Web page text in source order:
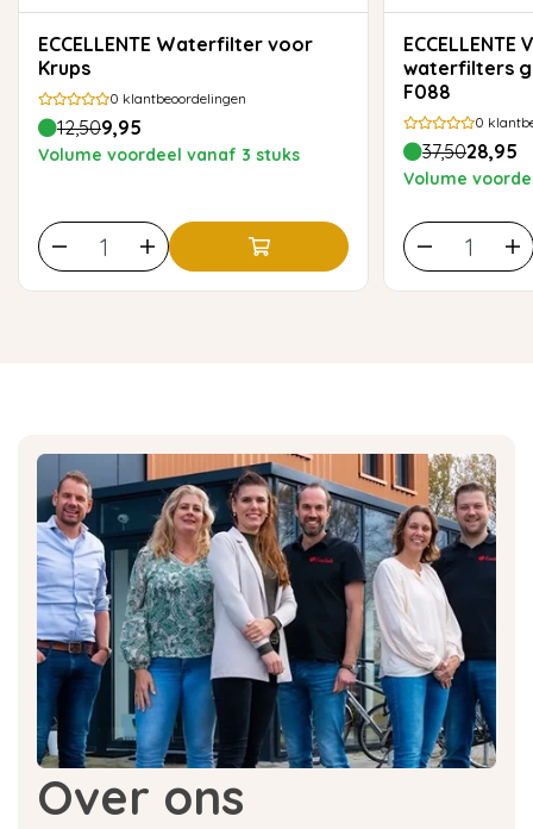
ECCELLENTE Waterfilter voor
Krups
0 klantbeoordelingen
12,509,95
Volume voordeel vanaf 3 stuks
ECCELLENTE Voordeelset van 3
waterfilters
F088
0
37,5028,95
Volume
Over ons